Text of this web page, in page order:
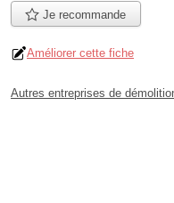
Je recommande
Améliorer cette fiche
Autres entreprises de